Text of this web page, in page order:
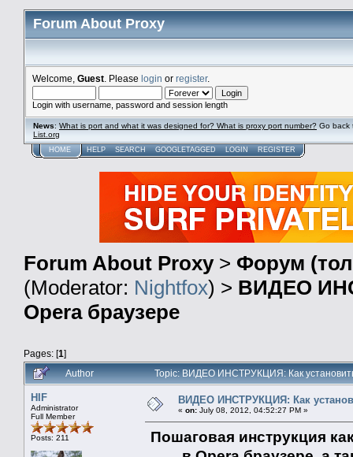
Forum About Proxy
Welcome, Guest . Please login or register.
Login with username, password and session length
News: What is port and what it was designed for? What is proxy port number? Go
List.org
HOME HELP SEARCH GOOGLETAGGED LOGIN REGISTER
Forum About Proxy> Форум
(Moderator: Nightfox) > ВИДЕО
Opera браузере
Pages: [1]
Author
Topic: ВИДЕО ИНСТРУКЦИЯ: Как
HIF
Administrator
Full Member
Posts: 211
ВИДЕО ИНСТРУКЦИЯ: Как
« on: July 08, 2012, 04:52:27 PM »
Пошаговая инструкция